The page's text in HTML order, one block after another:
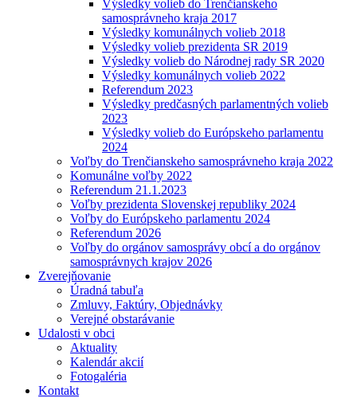
Výsledky volieb do Trenčianskeho
samosprávneho kraja 2017
Výsledky komunálnych volieb 2018
Výsledky volieb prezidenta SR 2019
Výsledky volieb do Národnej rady SR 2020
Výsledky komunálnych volieb 2022
Referendum 2023
Výsledky predčasných parlamentných volieb
2023
Výsledky volieb do Európskeho parlamentu
2024
Voľby do Trenčianskeho samosprávneho kraja 2022
Komunálne voľby 2022
Referendum 21.1.2023
Voľby prezidenta Slovenskej republiky 2024
Voľby do Európskeho parlamentu 2024
Referendum 2026
Voľby do orgánov samosprávy obcí a do orgánov
samosprávnych krajov 2026
Zverejňovanie
Úradná tabuľa
Zmluvy, Faktúry, Objednávky
Verejné obstarávanie
Udalosti v obci
Aktuality
Kalendár akcií
Fotogaléria
Kontakt